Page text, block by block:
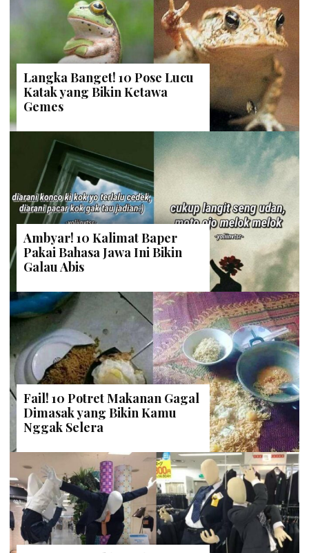
Langka Banget! 10 Pose Lucu
Katak yang Bikin Ketawa
Gemes
Ambyar! 10 Kalimat Baper
Pakai Bahasa Jawa Ini Bikin
Galau Abis
Fail! 10 Potret Makanan Gagal
Dimasak yang Bikin Kamu
Nggak Selera